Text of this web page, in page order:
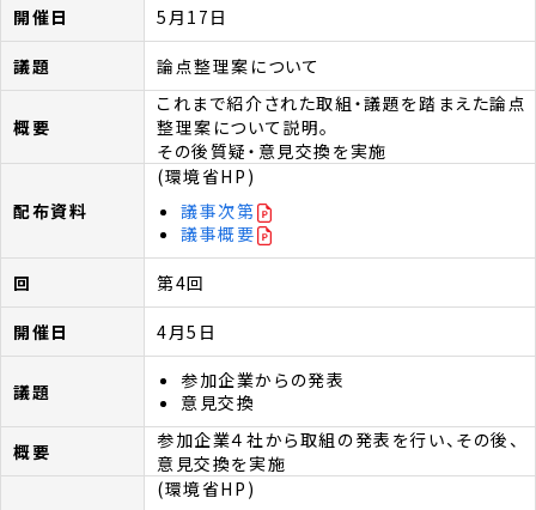
5月17日
論点整理案について
これまで紹介された取組・議題を踏まえた論点
整理案について説明。
その後質疑・意見交換を実施
(環境省HP)
議事次第
議事概要
第4回
4月5日
参加企業からの発表
意見交換
参加企業４社から取組の発表を行い、その後、
意見交換を実施
(環境省HP)